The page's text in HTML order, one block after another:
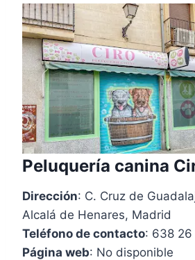
Peluquería canina
Dirección: C. Cruz de
Alcalá de Henares, Madrid
Teléfono de contacto: 638
Página web: No disponible